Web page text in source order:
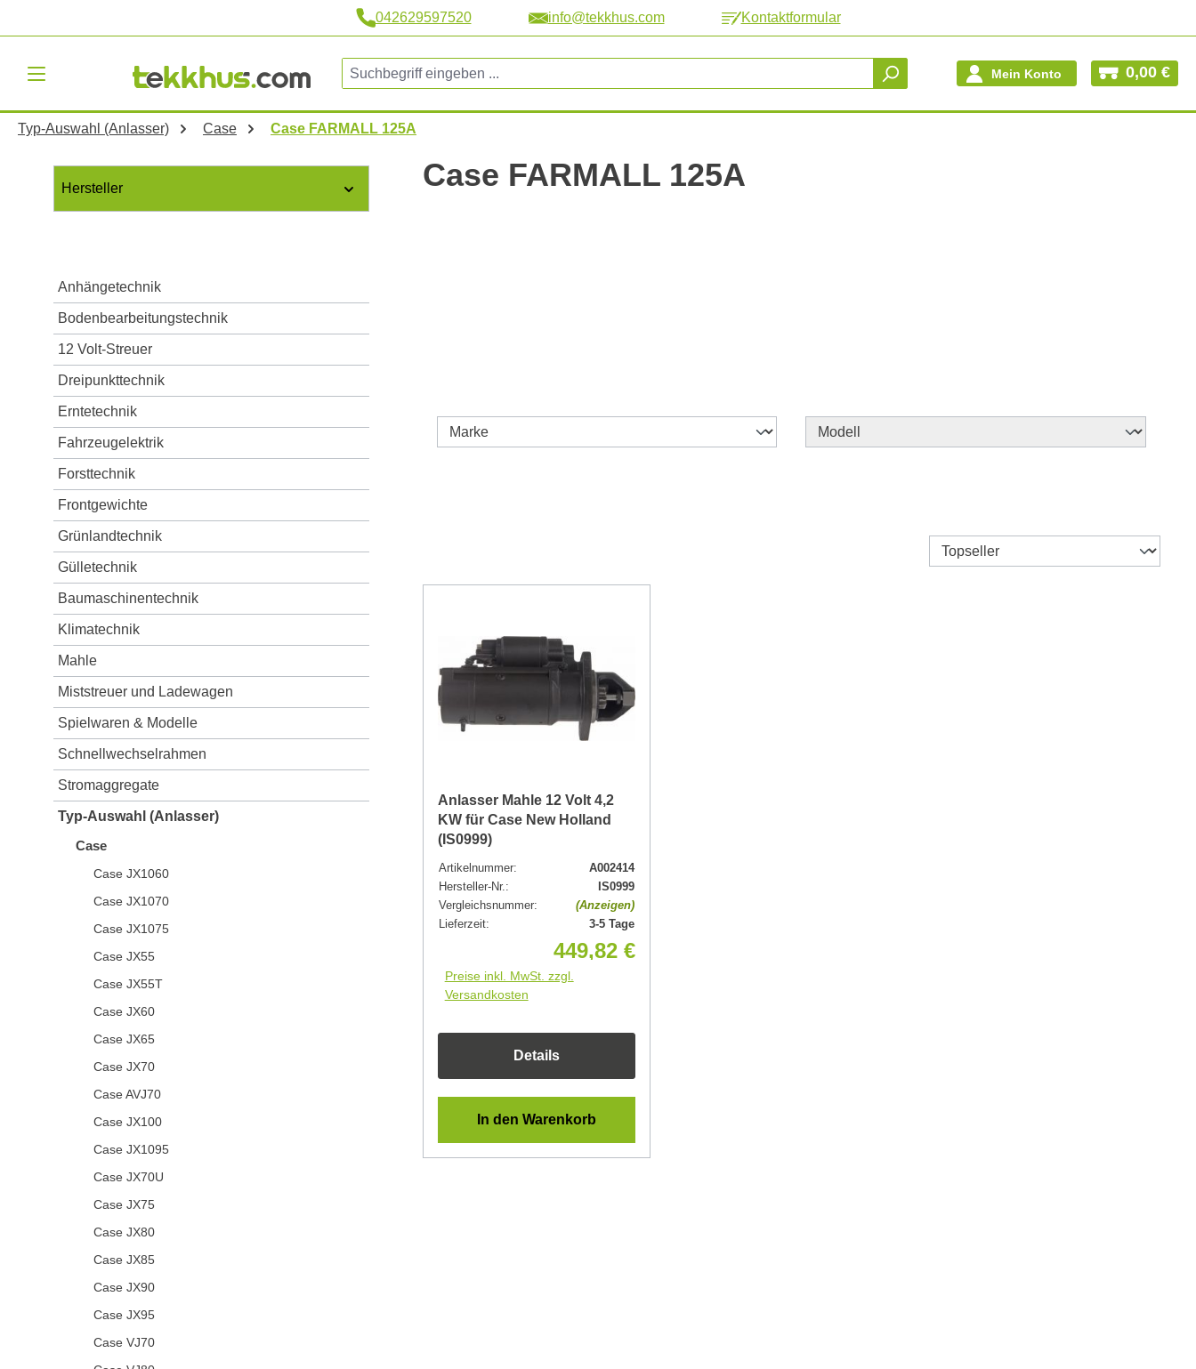
042629597520 info@tekkhus.com Kontaktformular
Mein Konto 0,00 €
Typ-Auswahl (Anlasser) Case Case FARMALL 125A
Anhängetechnik
Bodenbearbeitungstechnik
12 Volt-Streuer
Dreipunkttechnik
Erntetechnik
Fahrzeugelektrik
Forsttechnik
Frontgewichte
Grünlandtechnik
Gülletechnik
Baumaschinentechnik
Klimatechnik
Mahle
Miststreuer und Ladewagen
Spielwaren & Modelle
Schnellwechselrahmen
Stromaggregate
Typ-Auswahl (Anlasser)
Case
Case JX1060
Case JX1070
Case JX1075
Case JX55
Case JX55T
Case JX60
Case JX65
Case JX70
Case AVJ70
Case JX100
Case JX1095
Case JX70U
Case JX75
Case JX80
Case JX85
Case JX90
Case JX95
Case VJ70
Hersteller Case FARMALL 125A
Anlasser Mahle 12 Volt 4,2
KW für Case New Holland
(IS0999)
Artikelnummer:
A002414
Hersteller-Nr.:
IS0999
Vergleichsnummer:
(Anzeigen)
Lieferzeit:
3-5 Tage
449,82 €
Preise inkl. MwSt. zzgl.
Versandkosten
Details
In den Warenkorb